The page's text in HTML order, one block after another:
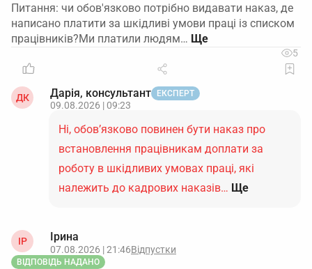
Питання: чи обов'язково потрібно видавати наказ, де
написано платити за шкідливі умови праці із списком
працівників?Ми платили людям…
5
ДК Дарія, консультант ЕКСПЕРТ
09.08.2026 | 09:23
Ні, обов’язково повинен бути наказ про
встановлення працівникам доплати за
роботу в шкідливих умовах праці, які
належить до кадрових наказів… Ще
ІР Ірина
07.08.2026 | 21:46Відпустки
ВІДПОВІДЬ НАДАНО